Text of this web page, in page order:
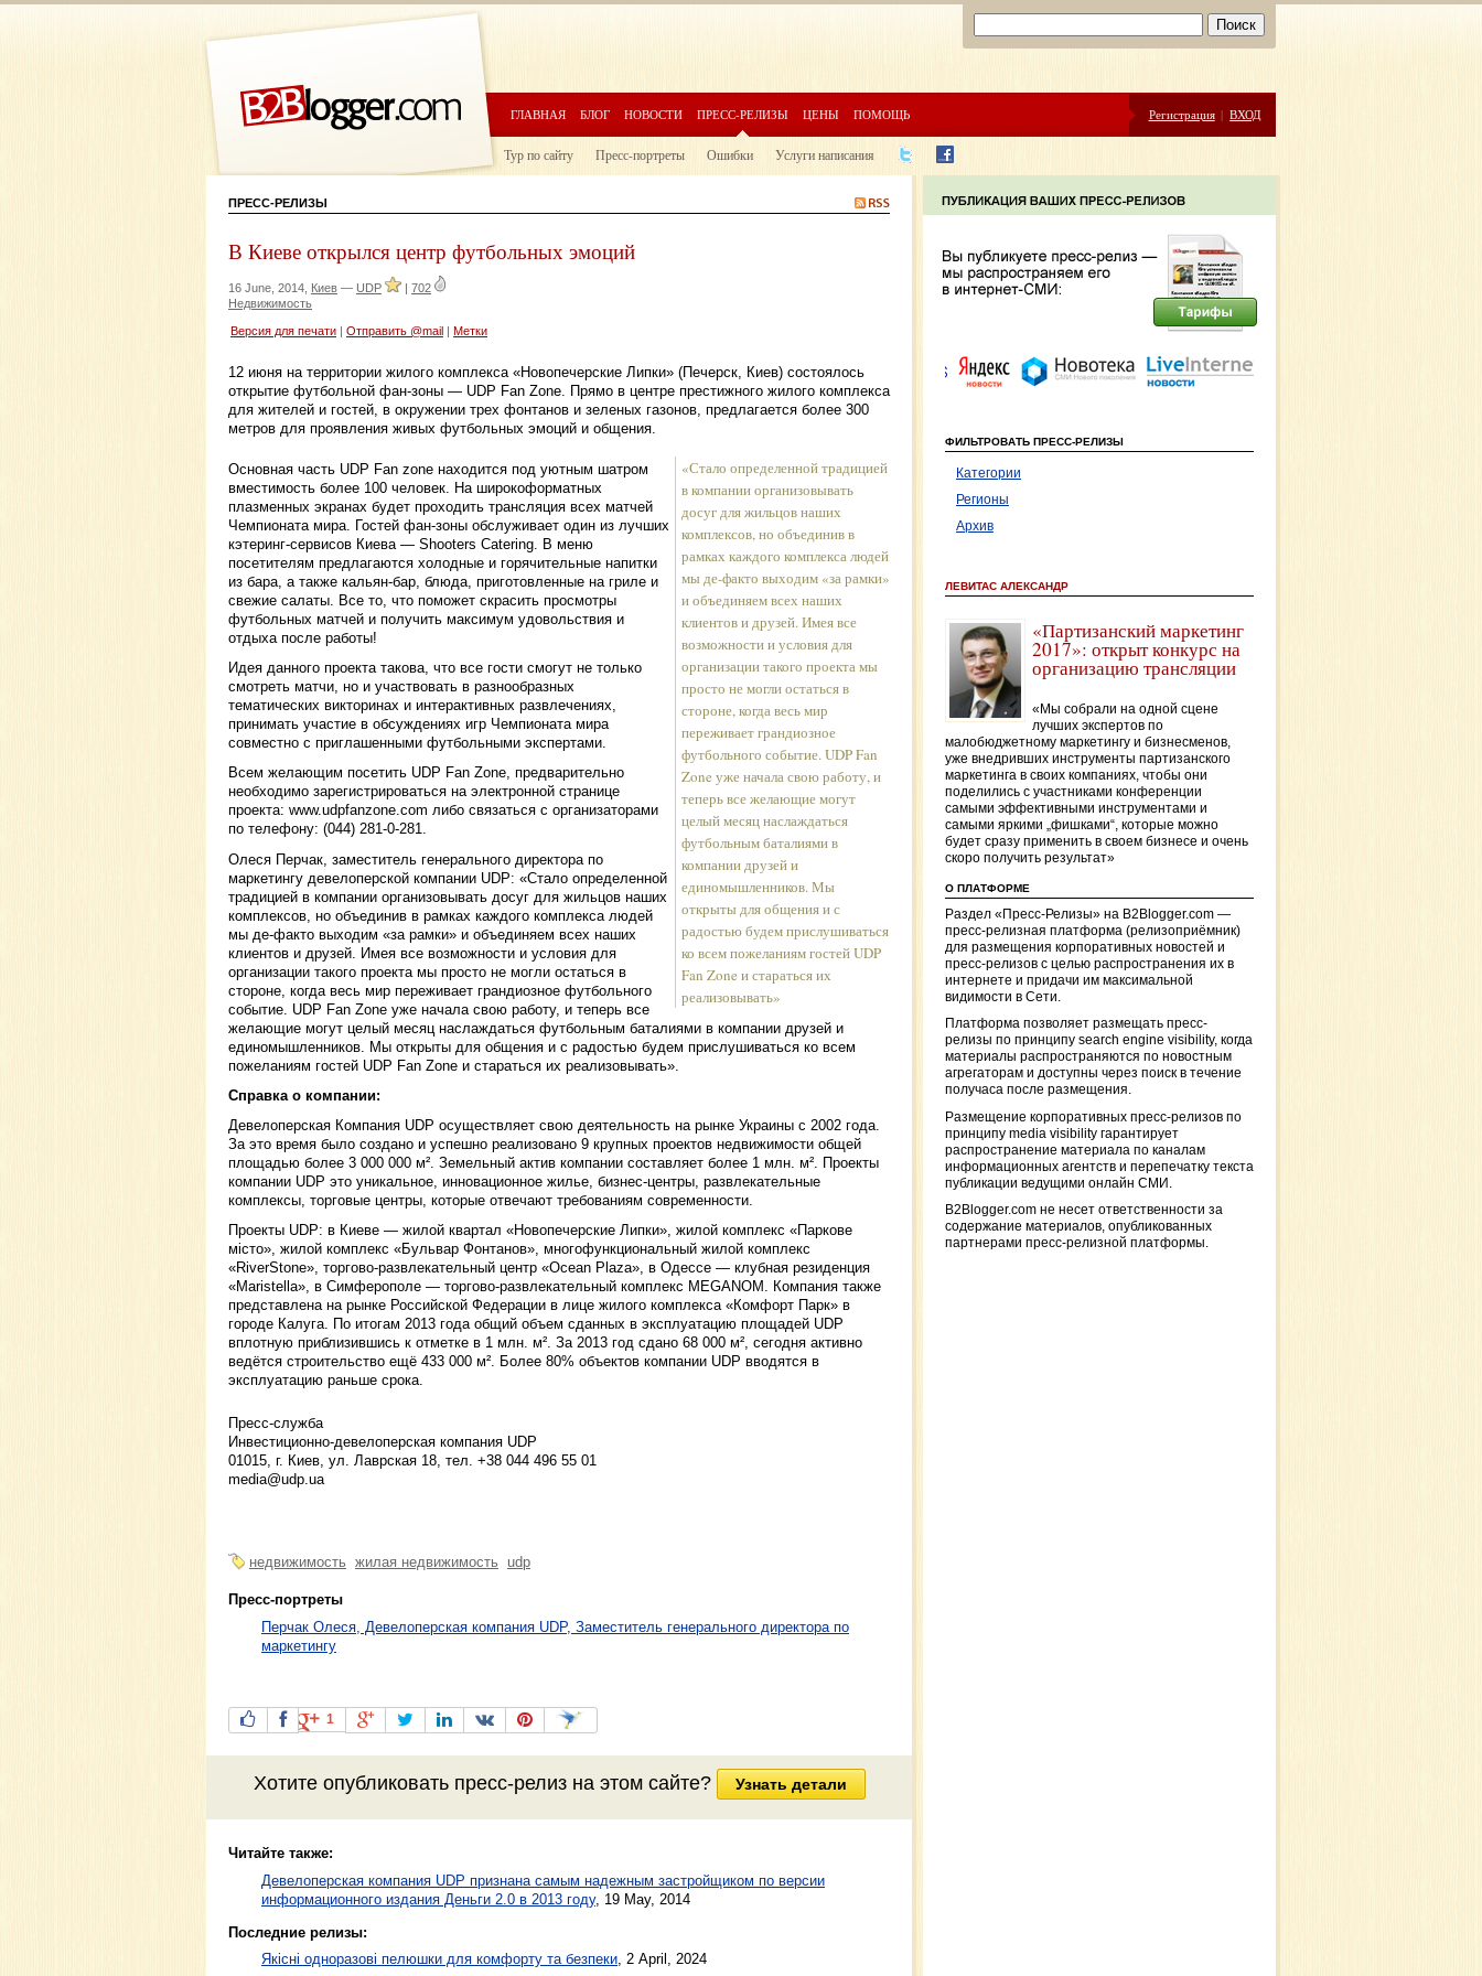
ГЛАВНАЯ БЛОГ НОВОСТИ ПРЕСС-РЕЛИЗЫ ЦЕНЫ ПОМОЩЬ Регистрация | ВХОД
Тур по сайту Пресс-портреты Ошибки Услуги написания
ПРЕСС-РЕЛИЗЫ
В Киеве открылся центр футбольных эмоций
16 June, 2014, Киев — UDP | 702
Недвижимость
Версия для печати Отправить @mail Метки
12 июня на территории жилого комплекса «Новопечерские Липки» (Печерск, Киев) состоялось
открытие футбольной фан-зоны — UDP Fan Zone. Прямо в центре престижного жилого комплекса
для жителей и гостей, в окружении трех фонтанов и зеленых газонов, предлагается более 300
метров для проявления живых футбольных эмоций и общения.
«Стало определенной традицией
в компании организовывать
досуг для жильцов наших
комплексов, но объединив в
рамках каждого комплекса людей
мы де-факто выходим «за рамки»
и объединяем всех наших
клиентов и друзей. Имея все
возможности и условия для
организации такого проекта мы
просто не могли остаться в
стороне, когда весь мир
переживает грандиозное
футбольного событие. UDP Fan
Zone уже начала свою работу, и
теперь все желающие могут
целый месяц наслаждаться
футбольным баталиями в
компании друзей и
единомышленников. Мы
открыты для общения и с
радостью будем прислушиваться
ко всем пожеланиям гостей UDP
Fan Zone и стараться их
реализовывать»
Основная часть UDP Fan zone находится под уютным шатром
вместимость более 100 человек. На широкоформатных
плазменных экранах будет проходить трансляция всех матчей
Чемпионата мира. Гостей фан-зоны обслуживает один из лучших
кэтеринг-сервисов Киева — Shooters Catering. В меню
посетителям предлагаются холодные и горячительные напитки
из бара, а также кальян-бар, блюда, приготовленные на гриле и
свежие салаты. Все то, что поможет скрасить просмотры
футбольных матчей и получить максимум удовольствия и
отдыха после работы!
Идея данного проекта такова, что все гости смогут не только
смотреть матчи, но и участвовать в разнообразных
тематических викторинах и интерактивных развлечениях,
принимать участие в обсуждениях игр Чемпионата мира
совместно с приглашенными футбольными экспертами.
Всем желающим посетить UDP Fan Zone, предварительно
необходимо зарегистрироваться на электронной странице
проекта: www.udpfanzone.com либо связаться с организаторами
по телефону: (044) 281-0-281.
Олеся Перчак, заместитель генерального директора по
маркетингу девелоперской компании UDP: «Стало определенной
традицией в компании организовывать досуг для жильцов наших
комплексов, но объединив в рамках каждого комплекса людей
мы де-факто выходим «за рамки» и объединяем всех наших
клиентов и друзей. Имея все возможности и условия для
организации такого проекта мы просто не могли остаться в
стороне, когда весь мир переживает грандиозное футбольного
событие. UDP Fan Zone уже начала свою работу, и теперь все
желающие могут целый месяц наслаждаться футбольным баталиями в компании друзей и
единомышленников. Мы открыты для общения и с радостью будем прислушиваться ко всем
пожеланиям гостей UDP Fan Zone и стараться их реализовывать».
Справка о компании:
Девелоперская Компания UDP осуществляет свою деятельность на рынке Украины с 2002 года.
За это время было создано и успешно реализовано 9 крупных проектов недвижимости общей
площадью более 3 000 000 м². Земельный актив компании составляет более 1 млн. м². Проекты
компании UDP это уникальное, инновационное жилье, бизнес-центры, развлекательные
комплексы, торговые центры, которые отвечают требованиям современности.
Проекты UDP: в Киеве — жилой квартал «Новопечерские Липки», жилой комплекс «Паркове
місто», жилой комплекс «Бульвар Фонтанов», многофункциональный жилой комплекс
«RiverStone», торгово-развлекательный центр «Ocean Plaza», в Одессе — клубная резиденция
«Maristella», в Симферополе — торгово-развлекательный комплекс MEGANOM. Компания также
представлена на рынке Российской Федерации в лице жилого комплекса «Комфорт Парк» в
городе Калуга. По итогам 2013 года общий объем сданных в эксплуатацию площадей UDP
вплотную приблизившись к отметке в 1 млн. м². За 2013 год сдано 68 000 м², сегодня активно
ведётся строительство ещё 433 000 м². Более 80% объектов компании UDP вводятся в
эксплуатацию раньше срока.
Пресс-служба
Инвестиционно-девелоперская компания UDP
01015, г. Киев, ул. Лаврская 18, тел. +38 044 496 55 01
media@udp.ua
недвижимость жилая недвижимость udp
Пресс-портреты
Перчак Олеся, Девелоперская компания UDP, Заместитель генерального директора по
маркетингу
1
Хотите опубликовать пресс-релизна этом сайте? Узнать детали
Читайте также:
Девелоперская компания UDP признана самым надежным застройщиком по версии
информационного издания Деньги 2.0 в 2013 году, 19 May, 2014
Последние релизы:
Якісні одноразові пелюшки для комфорту та безпеки, 2 April, 2024
ФИЛЬТРОВАТЬ ПРЕСС-РЕЛИЗЫ
Категории
Регионы
Архив
ЛЕВИТАС АЛЕКСАНДР
«Партизанский маркетинг
2017»: открыт конкурс на
организацию трансляции
«Мы собрали на одной сцене
лучших экспертов по
малобюджетному маркетингу и бизнесменов,
уже внедривших инструменты партизанского
маркетинга в своих компаниях, чтобы они
поделились с участниками конференции
самыми эффективными инструментами и
самыми яркими „фишками“, которые можно
будет сразу применить в своем бизнесе и очень
скоро получить результат»
О ПЛАТФОРМЕ
Раздел «Пресс-Релизы» на B2Blogger.com —
пресс-релизная платформа (релизоприёмник)
для размещения корпоративных новостей и
пресс-релизов с целью распространения их в
интернете и придачи им максимальной
видимости в Сети.
Платформа позволяет размещать пресс-
релизы по принципу search engine visibility, когда
материалы распространяются по новостным
агрегаторам и доступны через поиск в течение
получаса после размещения.
Размещение корпоративных пресс-релизов по
принципу media visibility гарантирует
распространение материала по каналам
информационных агентств и перепечатку текста
публикации ведущими онлайн СМИ.
B2Blogger.com не несет ответственности за
содержание материалов, опубликованных
партнерами пресс-релизной платформы.